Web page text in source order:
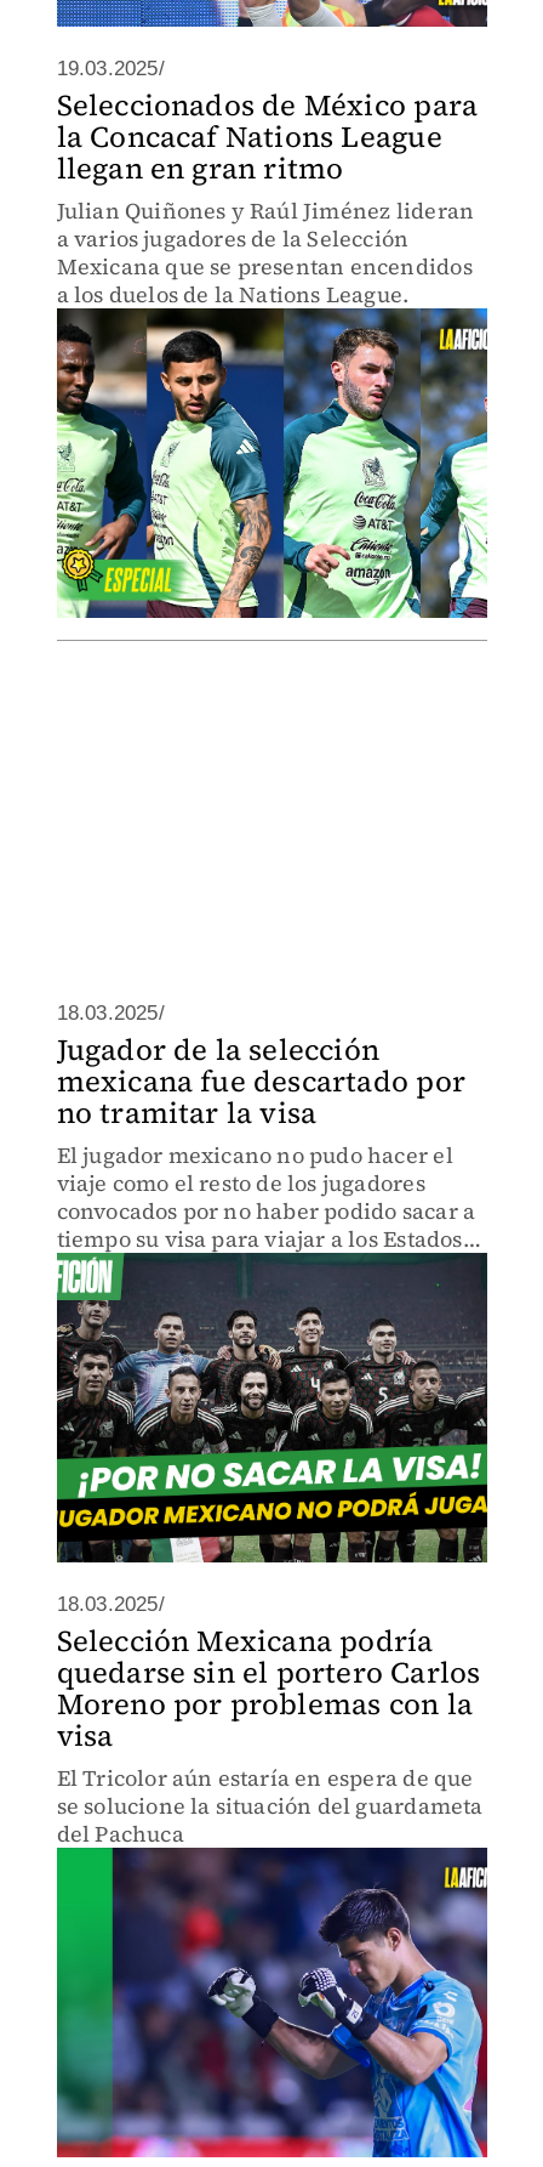
19.03.2025/
Seleccionados de México para
la Concacaf Nations League
llegan en gran ritmo
Julian Quiñones y Raúl Jiménez lideran
a varios jugadores de la Selección
Mexicana que se presentan encendidos
a los duelos de la Nations League.
18.03.2025/
Jugador de la selección
mexicana fue descartado por
no tramitar la visa
El jugador mexicano no pudo hacer el
viaje como el resto de los jugadores
convocados por no haber podido sacar a
tiempo su visa para viajar a los Estados
Unidos.
18.03.2025/
Selección Mexicana podría
quedarse sin el portero Carlos
Moreno por problemas con la
visa
El Tricolor aún estaría en espera de que
se solucione la situación del guardameta
del Pachuca